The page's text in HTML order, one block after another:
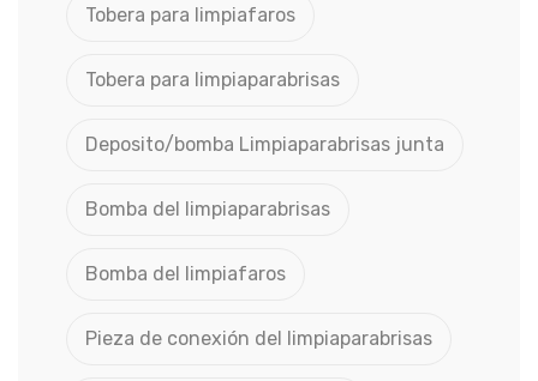
Tobera para limpiafaros
Tobera para limpiaparabrisas
Deposito/bomba Limpiaparabrisas junta
Bomba del limpiaparabrisas
Bomba del limpiafaros
Pieza de conexión del limpiaparabrisas